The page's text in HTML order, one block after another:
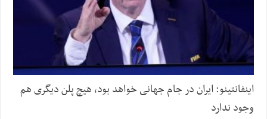
اینفانتینو: ایران در جام جهانی خواهد بود، هیچ پلن دیگری هم
وجود ندارد